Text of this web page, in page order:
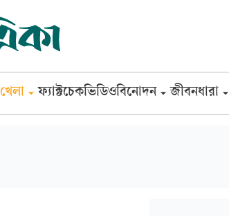
খেলা ফ্যাক্টচেকভিডিওবিনোদন জীবনধারা